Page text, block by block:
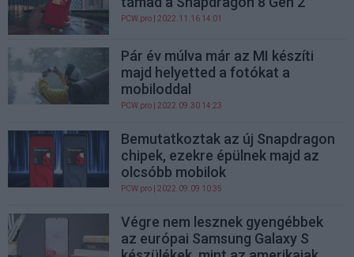
PCW.pro | 2022.11.16 14:01
Pár év múlva már az MI készíti
majd helyetted a fotókat a
mobiloddal
PCW.pro | 2022.09.30 14:23
Bemutatkoztak az új Snapdragon
chipek, ezekre épülnek majd az
olcsóbb mobilok
PCW.pro | 2022.09.09 10:35
Végre nem lesznek gyengébbek
az európai Samsung Galaxy S